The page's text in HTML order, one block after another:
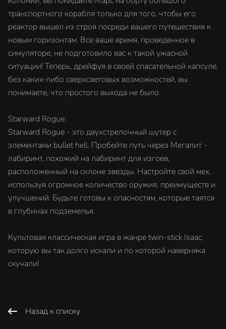
транспортного корабля только для того, чтобы его
реактор вышел из строя посреди вашего путешествия к
новым горизонтам. Все ваше время, проведенное в
симуляторе, не подготовило вас к такой ужасной
ситуации! Теперь, дрейфуя в своей спасательной капсуле,
без каких-либо сверхсветовых возможностей, вы
понимаете, что простого выхода не было.
Starward Rogue:
Starward Rogue - это двухстрелочный шутер с
элементами bullet hell. Пробейте путь через Мегалит -
лабиринт, похожий на лабиринт для изгоев,
расположенный на склоне звезды. Настройте свой мех,
используя огромное количество оружия, преимуществ и
улучшений. Будьте готовы к опасностям, которые таятся
в глубинах подземелья.
Культовая классическая игра в жанре twin-stick Isaac,
которую вы так долго искали и по которой наверняка
скучали!
Назад к списку